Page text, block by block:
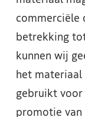
commerciële
betrekking
kunnen wij
het
gebruikt voor
promotie van